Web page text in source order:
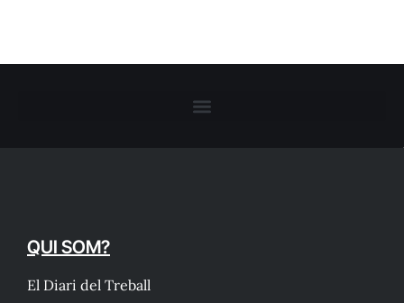
QUI SOM?
El Diari del Treball